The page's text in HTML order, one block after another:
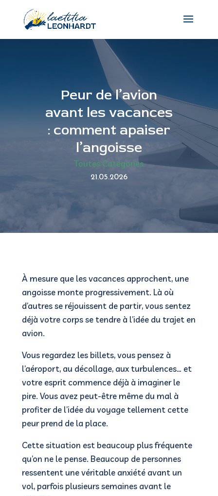
Peur de l’avion
avant les vacances
: comment apaiser
l’angoisse
Toutes Catégories
21.05.2026
À mesure que les vacances approchent, une
angoisse monte progressivement. Là où
d’autres se réjouissent de partir, vous sentez
déjà votre corps se tendre à l’idée du trajet en
avion.
Vous regardez les billets, vous pensez à
l’aéroport, au décollage, aux turbulences… et
votre esprit commence déjà à imaginer le
pire. Vous avez peut-être même du mal à
profiter de l’idée du voyage tellement cette
peur prend de la place.
Cette situation est beaucoup plus fréquente
qu’on ne le pense. Beaucoup de personnes
ressentent une véritable anxiété avant un
vol, parfois plusieurs semaines avant le